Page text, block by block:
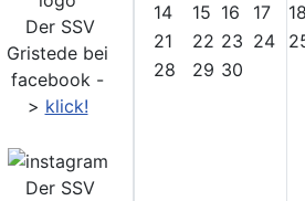
Der SSV
Gristede bei
facebook -
> klick!
Der SSV
14
15 16 17
21
22 23 24
28
29 30